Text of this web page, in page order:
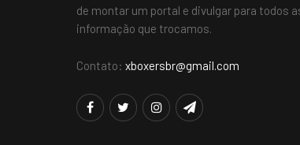
de montar um portal e divulgar para todos
informação que trocamos.
Contato: xboxersbr@gmail.com